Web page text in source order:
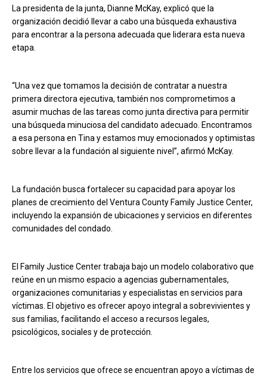
La presidenta de la junta, Dianne McKay, explicó que la
organización decidió llevar a cabo una búsqueda exhaustiva
para encontrar a la persona adecuada que liderara esta nueva
etapa.
“Una vez que tomamos la decisión de contratar a nuestra
primera directora ejecutiva, también nos comprometimos a
asumir muchas de las tareas como junta directiva para permitir
una búsqueda minuciosa del candidato adecuado. Encontramos
a esa persona en Tina y estamos muy emocionados y optimistas
sobre llevar a la fundación al siguiente nivel”, afirmó McKay.
La fundación busca fortalecer su capacidad para apoyar los
planes de crecimiento del Ventura County Family Justice Center,
incluyendo la expansión de ubicaciones y servicios en diferentes
comunidades del condado.
El Family Justice Center trabaja bajo un modelo colaborativo que
reúne en un mismo espacio a agencias gubernamentales,
organizaciones comunitarias y especialistas en servicios para
víctimas. El objetivo es ofrecer apoyo integral a sobrevivientes y
sus familias, facilitando el acceso a recursos legales,
psicológicos, sociales y de protección.
Entre los servicios que ofrece se encuentran apoyo a víctimas de